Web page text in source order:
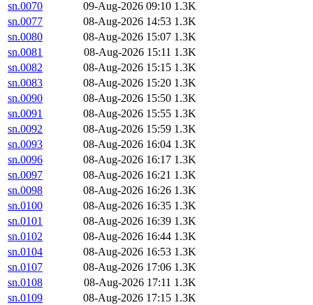
sn.0070
09-Aug-2026 09:10 1.3K
sn.0077
08-Aug-2026 14:53 1.3K
sn.0080
08-Aug-2026 15:07 1.3K
sn.0081
08-Aug-2026 15:11 1.3K
sn.0082
08-Aug-2026 15:15 1.3K
sn.0083
08-Aug-2026 15:20 1.3K
sn.0090
08-Aug-2026 15:50 1.3K
sn.0091
08-Aug-2026 15:55 1.3K
sn.0092
08-Aug-2026 15:59 1.3K
sn.0093
08-Aug-2026 16:04 1.3K
sn.0096
08-Aug-2026 16:17 1.3K
sn.0097
08-Aug-2026 16:21 1.3K
sn.0098
08-Aug-2026 16:26 1.3K
sn.0100
08-Aug-2026 16:35 1.3K
sn.0101
08-Aug-2026 16:39 1.3K
sn.0102
08-Aug-2026 16:44 1.3K
sn.0104
08-Aug-2026 16:53 1.3K
sn.0107
08-Aug-2026 17:06 1.3K
sn.0108
08-Aug-2026 17:11 1.3K
sn.0109
08-Aug-2026 17:15 1.3K